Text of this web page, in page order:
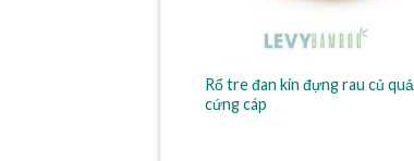
Rổ tre đan kín đựng rau củ quả
cứng cáp